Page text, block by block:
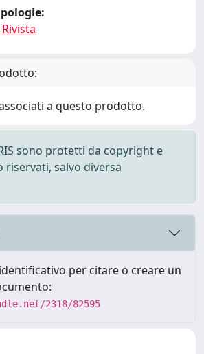
a questo prodotto.
sono protetti da copyright e
salvo diversa
per citare o creare un
2318/82595